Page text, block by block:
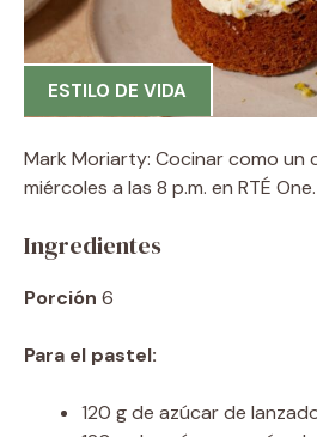
ESTILO DE VIDA
Mark Moriarty: Cocinar como un
miércoles a las 8 p.m. en RTÉ One.
Ingredientes
Porción 6
Para el pastel:
120 g de azúcar de